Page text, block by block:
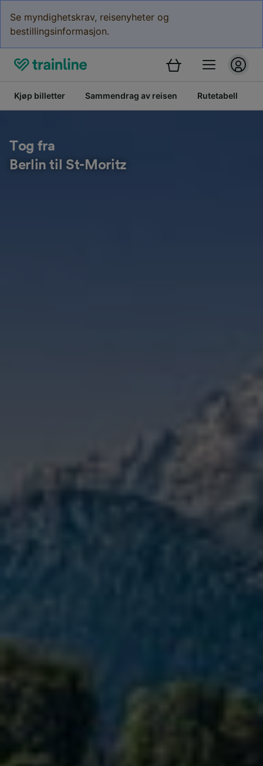
Se myndighetskrav, reisenyheter og
bestillingsinformasjon.
Kjøp billetter Sammendrag av reisen Rutetabell
Tog fra
Berlin til St-Moritz